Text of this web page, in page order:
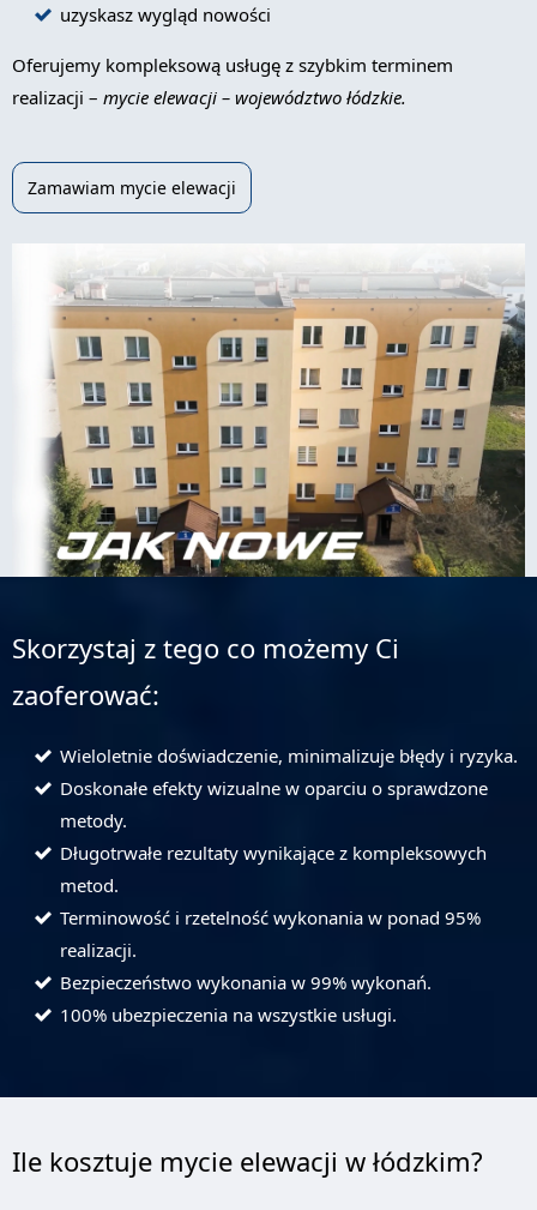
uzyskasz wygląd nowości
Oferujemy kompleksową usługę z szybkim terminem
realizacji – mycie elewacji – województwo łódzkie.
Zamawiam mycie elewacji
Skorzystaj z tego co możemy Ci
zaoferować:
Wieloletnie doświadczenie, minimalizuje błędy i ryzyka.
Doskonałe efekty wizualne w oparciu o sprawdzone
metody.
Długotrwałe rezultaty wynikające z kompleksowych
metod.
Terminowość i rzetelność wykonania w ponad 95%
realizacji.
Bezpieczeństwo wykonania w 99% wykonań.
100% ubezpieczenia na wszystkie usługi.
Ile kosztuje mycie elewacji w łódzkim?